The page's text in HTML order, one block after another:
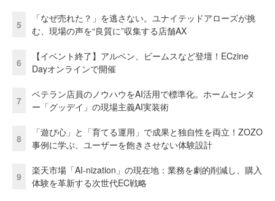
5
「なぜ売れた？」を逃さない。ユナイテッドアローズが挑
む、現場の声を“良質に”収集する店舗AX
6
【イベント終了】アルペン、ビームスなど登壇！ECzine
Dayオンラインで開催
7
ベテラン店員のノウハウをAI活用で標準化。ホームセンタ
ー「グッデイ」の現場主義AI実装術
8
「遊び心」と「育てる運用」で成果と独自性を両立！ZOZO
事例に学ぶ、ユーザーを飽きさせない体験設計
9
楽天市場「AI-nization」の現在地：業務を劇的削減し、購入
体験を革新する次世代EC戦略